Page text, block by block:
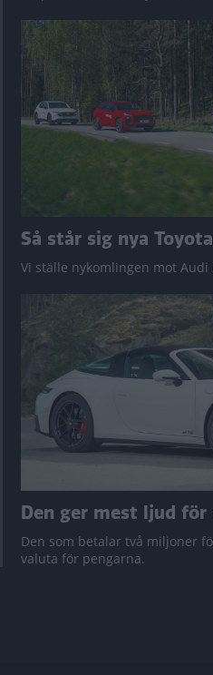
Så står sig nya
Vi ställe nykomlingen mot Audi
Den ger mest ljud för
Den som betalar två miljoner
valuta för pengarna.